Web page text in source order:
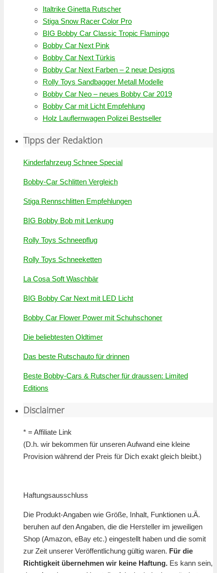
Italtrike Ginetta Rutscher
Stiga Snow Racer Color Pro
BIG Bobby Car Classic Tropic Flamingo
Bobby Car Next Pink
Bobby Car Next Türkis
Bobby Car Next Farben – 2 neue Designs
Rolly Toys Sandbagger Metall Modelle
Bobby Car Neo – neues Bobby Car 2019
Bobby Car mit Licht Empfehlung
Holz Lauflernwagen Polizei Bestseller
Tipps der Redaktion
Kinderfahrzeug Schnee Special
Bobby-Car Schlitten Vergleich
Stiga Rennschlitten Empfehlungen
BIG Bobby Bob mit Lenkung
Rolly Toys Schneepflug
Rolly Toys Schneeketten
La Cosa Soft Waschbär
BIG Bobby Car Next mit LED Licht
Bobby Car Flower Power mit Schuhschoner
Die beliebtesten Oldtimer
Das beste Rutschauto für drinnen
Beste Bobby-Cars & Rutscher für draussen: Limited
Editions
Disclaimer
* = Affiliate Link
(D.h. wir bekommen für unseren Aufwand eine kleine
Provision während der Preis für Dich exakt gleich bleibt.)
Haftungsausschluss
Die Produkt-Angaben wie Größe, Inhalt, Funktionen u.Ä.
beruhen auf den Angaben, die die Hersteller im jeweiligen
Shop (Amazon, eBay etc.) eingestellt haben und die somit
zur Zeit unserer Veröffentlichung gültig waren. Für die
Richtigkeit übernehmen wir keine Haftung. Es kann sein,